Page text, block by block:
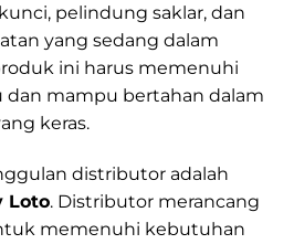
pelindung saklar, dan
yang sedang dalam
ini harus memenuhi
dan mampu bertahan dalam
keras.
distributor adalah
Loto. Distributor merancang
memenuhi kebutuhan